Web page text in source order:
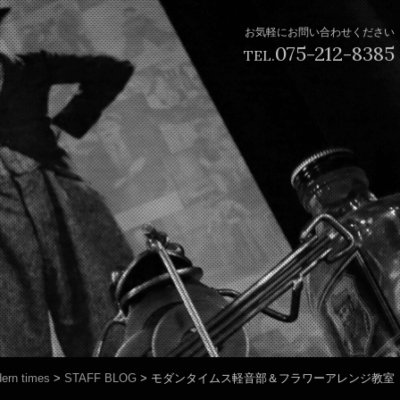
お気軽にお問い合わせください
TEL.075-212-8385
times > STAFF BLOG > モダンタイムス軽音部＆フラワーアレンジ教室